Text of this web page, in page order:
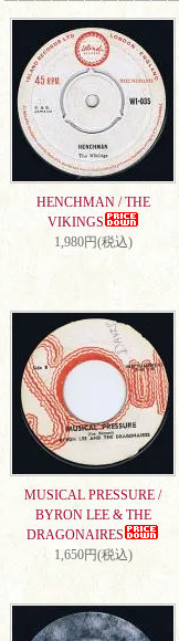
HENCHMAN / THE
VIKINGS
1,980円(税込)
MUSICAL PRESSURE /
BYRON LEE & THE
DRAGONAIRES
1,650円(税込)